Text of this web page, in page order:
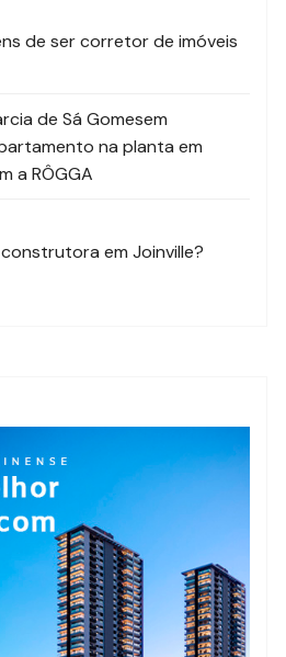
de ser corretor de imóveis
de Sá Gomesem
na planta em
a RÔGGA
em Joinville?